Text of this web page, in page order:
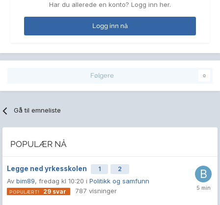
Har du allerede en konto? Logg inn her.
Logg inn nå
Følgere 0
Gå til emneliste
POPULÆR NÅ
Legge ned yrkesskolen 1 2
Av bim89, fredag kl 10:20 i Politikk og samfunn
29 svar 787 visninger